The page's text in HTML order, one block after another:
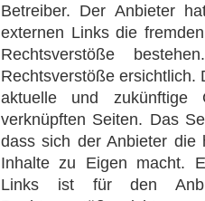
Betreiber. Der Anbieter
externen Links die
Rechtsverstöße
Rechtsverstöße ersichtlich.
aktuelle und
verknüpften Seiten. Das
dass sich der Anbieter die
Inhalte zu Eigen macht.
Links ist für den